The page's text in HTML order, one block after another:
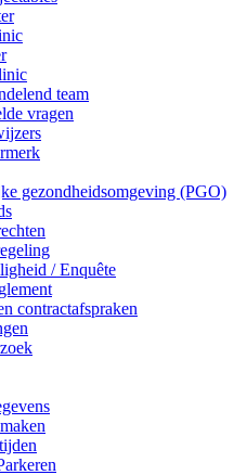
team
vragen
gezondheidsomgeving (PGO)
/ Enquête
contractafspraken